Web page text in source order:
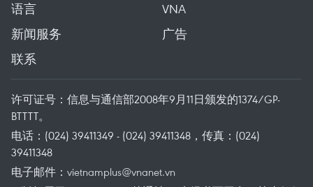
语言
VNA
新闻服务
广告
联系
许可证号：信息与通信部2008年9月11日颁发的1374/GP-
BTTTT。
电话：(024) 39411349 - (024) 39411348，传真：(024)
39411348
电子邮件： vietnamplus@vnanet.vn